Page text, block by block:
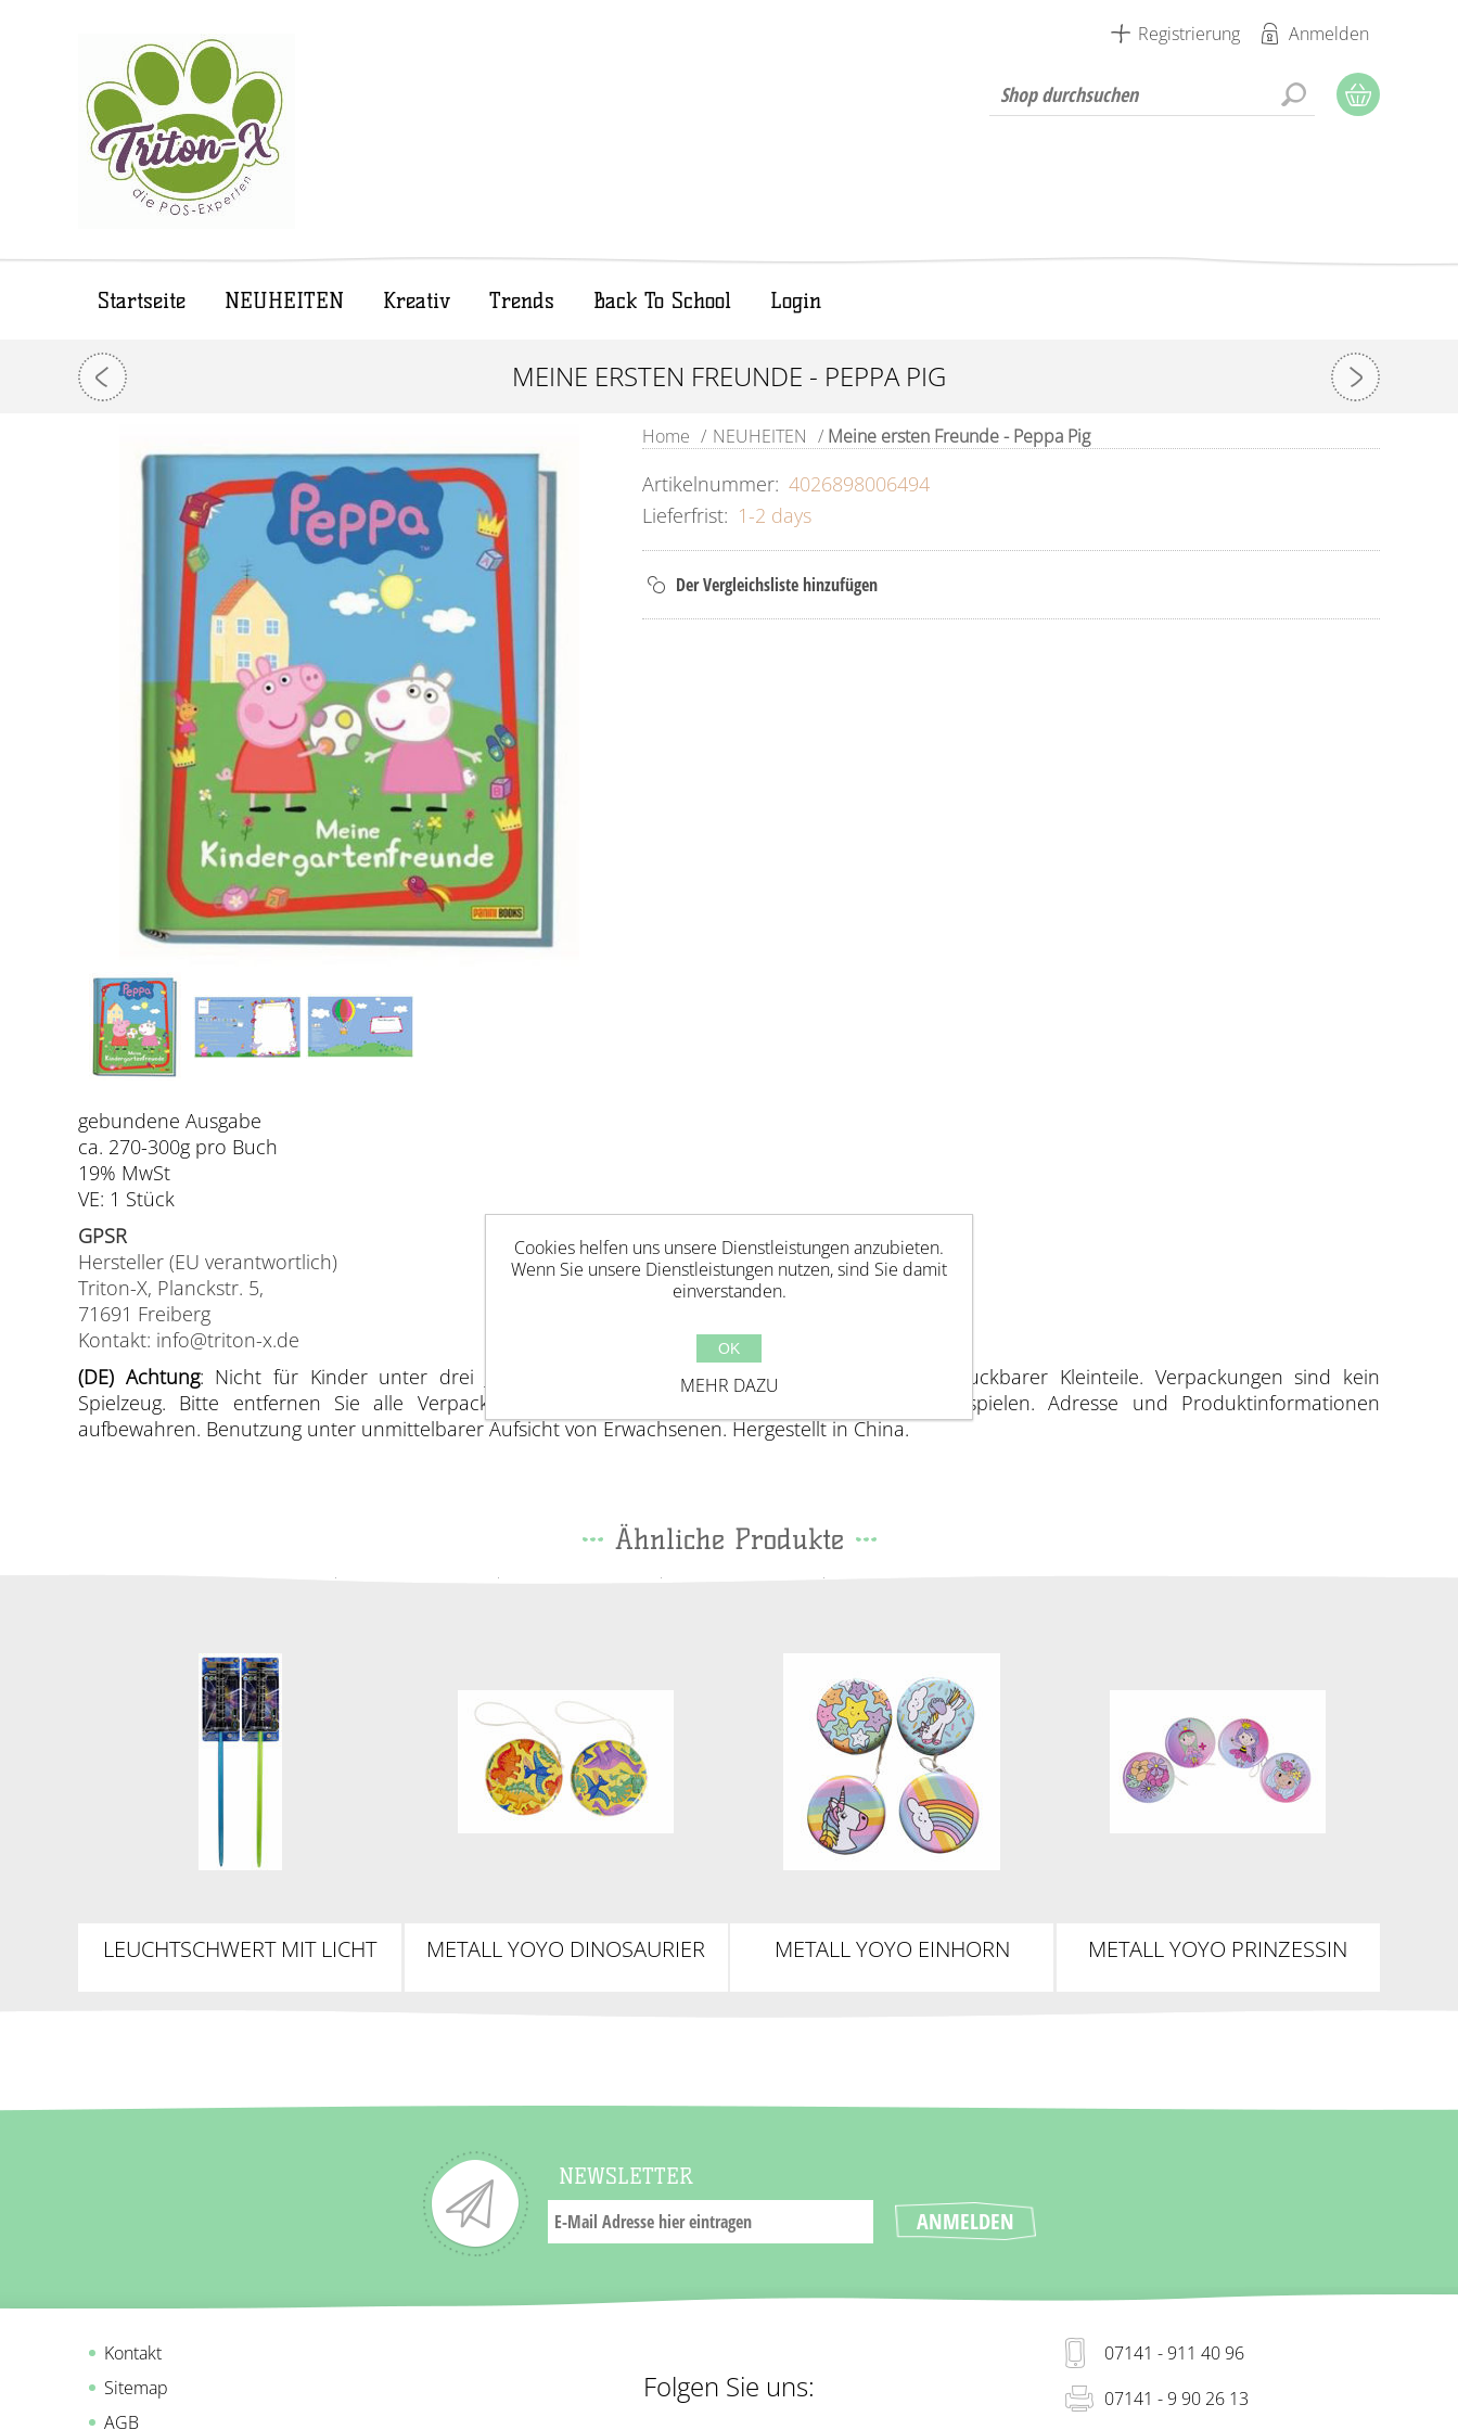
Registrierung Anmelden
Startseite NEUHEITEN Kreativ Trends Back To School Login
MEINE ERSTEN FREUNDE - PEPPA PIG
Home / NEUHEITEN / Meine ersten Freunde - Peppa Pig
Artikelnummer: 4026898006494
Lieferfrist: 1-2 days
gebundene Ausgabe
ca. 270-300g pro Buch
19% MwSt
VE: 1 Stück
GPSR
Hersteller (EU verantwortlich)
Triton-X, Planckstr. 5,
71691 Freiberg
Kontakt: info@triton-x.de
(DE) Achtung: Nicht für Kinder unter drei Jahren geeignet. Erstickungsgefahr aufgrund verschluckbarer Kleinteile. Verpackungen sind kein
Spielzeug. Bitte entfernen Sie alle Verpackungselemente bevor Kinder mit diesem Produkt spielen. Adresse und Produktinformationen
aufbewahren. Benutzung unter unmittelbarer Aufsicht von Erwachsenen. Hergestellt in China.
Ähnliche Produkte
LEUCHTSCHWERT MIT LICHT
METALL YOYO DINOSAURIER METALL YOYO EINHORN METALL YOYO PRINZESSIN
NEWSLETTER
Kontakt
Sitemap
AGB
Folgen Sie uns:
07141 - 911 40 96
07141 - 9 90 26 13
Cookies helfen uns unsere Dienstleistungen anzubieten.
Wenn Sie unsere Dienstleistungen nutzen, sind Sie damit
einverstanden.
OK
MEHR DAZU